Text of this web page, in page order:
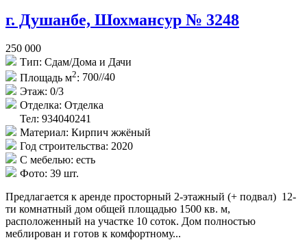
г. Душанбе, Шохмансур № 3248
250 000
Тип: Сдам/Дома и Дачи
Площадь м2: 700//40
Этаж: 0/3
Отделка: Отделка
Тел: 934040241
Материал: Кирпич жжёный
Год строительства: 2020
С мебелью: есть
Фото: 39 шт.
Предлагается к аренде просторный 2-этажный (+ подвал) 12-
ти комнатный дом общей площадью 1500 кв. м,
расположенный на участке 10 соток. Дом полностью
меблирован и готов к комфортному...